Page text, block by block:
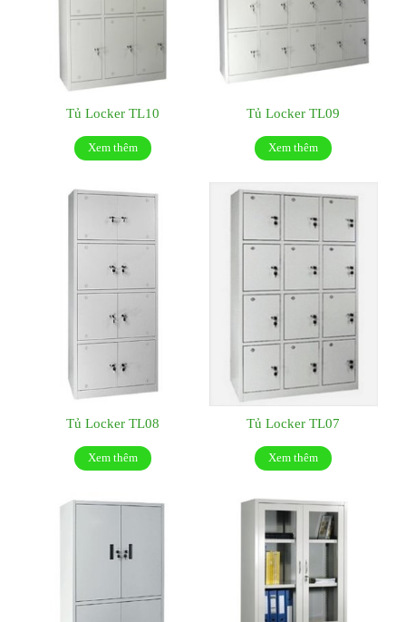
Tủ Locker TL10
Xem thêm
Tủ Locker TL09
Xem thêm
Tủ Locker TL08
Xem thêm
Tủ Locker TL07
Xem thêm